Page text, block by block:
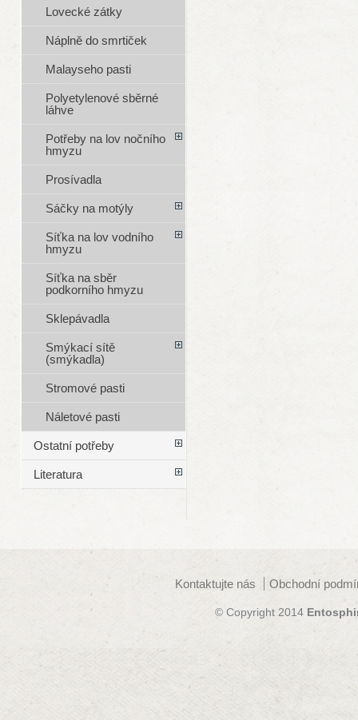
Lovecké zátky
Náplně do smrtiček
Malayseho pasti
Polyetylenové sběrné
láhve
Potřeby na lov nočního
hmyzu
Prosívadla
Sáčky na motýly
Síťka na lov vodního
hmyzu
Síťka na sběr
podkorního hmyzu
Sklepávadla
Smýkací sítě
(smýkadla)
Stromové pasti
Náletové pasti
Ostatní potřeby
Literatura
Kontaktujte nás Obchodní
© Copyright 2014